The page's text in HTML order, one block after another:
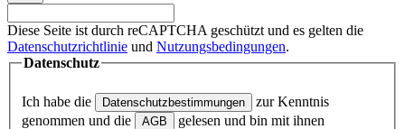
Diese Seite ist durch reCAPTCHA geschützt und es gelten die
Datenschutzrichtlinie und Nutzungsbedingungen.
Datenschutz
Ich habe die Datenschutzbestimmungen
zur Kenntnis
genommen und die
AGB
gelesen und bin mit ihnen